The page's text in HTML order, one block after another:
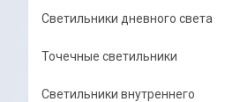
Светильники дневного света
Точечные светильники
Светильники внутреннего